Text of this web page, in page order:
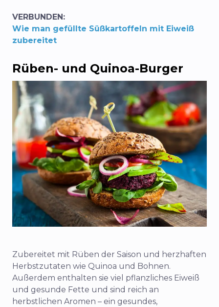
VERBUNDEN:
Wie man gefüllte Süßkartoffeln mit Eiweiß
zubereitet
Rüben- und Quinoa-Burger
Zubereitet mit Rüben der Saison und herzhaften
Herbstzutaten wie Quinoa und Bohnen.
Außerdem enthalten sie viel pflanzliches Eiweiß
und gesunde Fette und sind reich an
herbstlichen Aromen – ein gesundes,